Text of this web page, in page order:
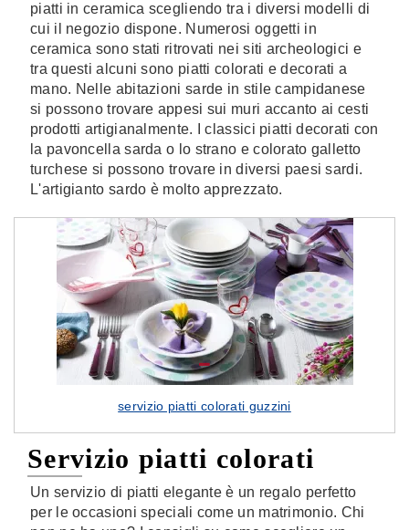
piatti in ceramica scegliendo tra i diversi modelli di
cui il negozio dispone. Numerosi oggetti in
ceramica sono stati ritrovati nei siti archeologici e
tra questi alcuni sono piatti colorati e decorati a
mano. Nelle abitazioni sarde in stile campidanese
si possono trovare appesi sui muri accanto ai cesti
prodotti artigianalmente. I classici piatti decorati con
la pavoncella sarda o lo strano e colorato galletto
turchese si possono trovare in diversi paesi sardi.
L'artigianto sardo è molto apprezzato.
servizio piatti colorati guzzini
Servizio piatti colorati
Un servizio di piatti elegante è un regalo perfetto
per le occasioni speciali come un matrimonio. Chi